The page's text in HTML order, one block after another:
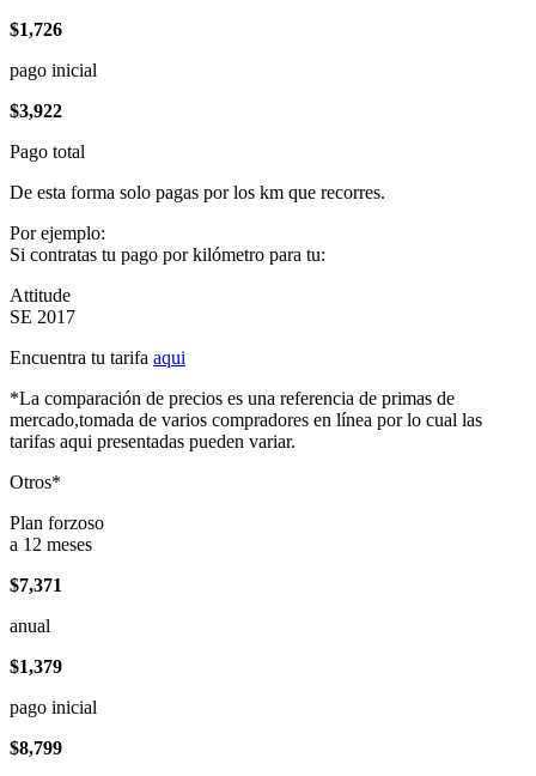
$1,726
pago inicial
$3,922
Pago total
De esta forma solo pagas por los km que recorres.
Por ejemplo:
Si contratas tu pago por kilómetro para tu:
Attitude
SE 2017
Encuentra tu tarifa aqui
*La comparación de precios es una referencia de primas de
mercado,tomada de varios compradores en línea por lo cual las
tarifas aqui presentadas pueden variar.
Otros*
Plan forzoso
a 12 meses
$7,371
anual
$1,379
pago inicial
$8,799